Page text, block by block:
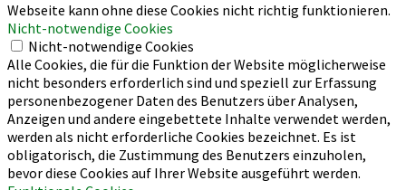
Webseite kann ohne diese Cookies nicht richtig funktionieren.
Nicht-notwendige Cookies
Nicht-notwendige Cookies
Alle Cookies, die für die Funktion der Website möglicherweise
nicht besonders erforderlich sind und speziell zur Erfassung
personenbezogener Daten des Benutzers über Analysen,
Anzeigen und andere eingebettete Inhalte verwendet werden,
werden als nicht erforderliche Cookies bezeichnet. Es ist
obligatorisch, die Zustimmung des Benutzers einzuholen,
bevor diese Cookies auf Ihrer Website ausgeführt werden.